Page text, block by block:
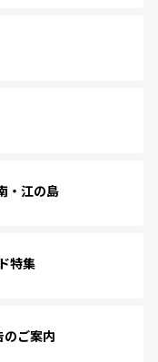
・江の島
特集
のご案内